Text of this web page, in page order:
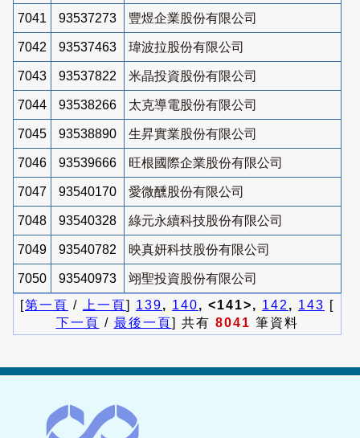
7041 93537273 豐煜企業股份有限公司
7042 93537463 瑋波拉股份有限公司
7043 93537822 米晶投資股份有限公司
7044 93538266 太克導電股份有限公司
7045 93538890 生昇實業股份有限公司
7046 93539666 旺根國際企業股份有限公司
7047 93540170 愛微醺股份有限公司
7048 93540328 綠元永續科技股份有限公司
7049 93540782 映真妍科技股份有限公司
7050 93540973
翊聖投資股份有限公司
[第一頁 / 上一頁] 139, 140, <141>, 142 , 143 [
下一頁 / 最後一頁] 共有 8041 筆資料